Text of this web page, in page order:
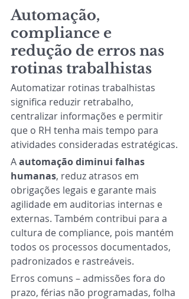
Automação,
compliance e
redução de erros nas
rotinas trabalhistas
Automatizar rotinas trabalhistas
significa reduzir retrabalho,
centralizar informações e permitir
que o RH tenha mais tempo para
atividades consideradas estratégicas.
A automação diminui falhas
humanas, reduz atrasos em
obrigações legais e garante mais
agilidade em auditorias internas e
externas. Também contribui para a
cultura de compliance, pois mantém
todos os processos documentados,
padronizados e rastreáveis.
Erros comuns – admissões fora do
prazo, férias não programadas, folha